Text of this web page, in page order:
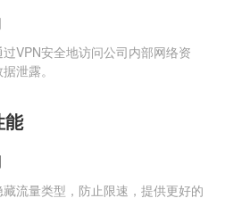
VPN安全地访问公司内部网络资
泄露。
能
流量类型，防止限速，提供更好的